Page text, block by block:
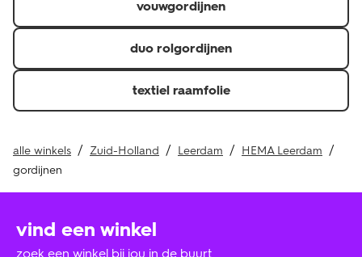
vouwgordijnen
duo rolgordijnen
textiel raamfolie
alle winkels Zuid-Holland Leerdam
HEMA Leerdam
gordijnen
vind een winkel
zoek een winkel bij jou in de buurt